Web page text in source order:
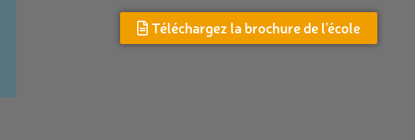
Téléchargez la brochure de l'école